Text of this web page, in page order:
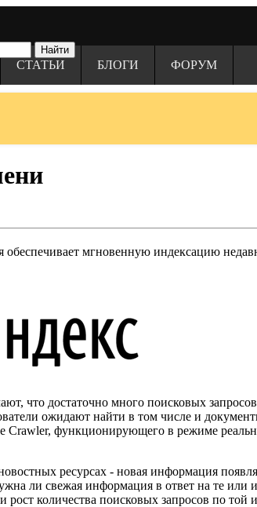
СТАТЬИ БЛОГИ ФОРУМ
мгновенную индексацию
что достаточно много поисковых
ожидают найти в том числе и
Crawler, функционирующего в режиме
ресурсах - новая информация
ли свежая информация в ответ на те или
количества поисковых запросов по той